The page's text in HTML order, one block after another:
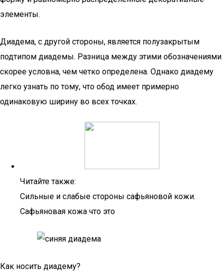
элементы.
Диадема, с другой стороны, является полузакрытым
подтипом диадемы. Разница между этими обозначениями
скорее условна, чем четко определена. Однако диадему
легко узнать по тому, что обод имеет примерно
одинаковую ширину во всех точках.
Читайте также:
Сильные и слабые стороны сафьяновой кожи.
Сафьяновая кожа что это
Как носить диадему?